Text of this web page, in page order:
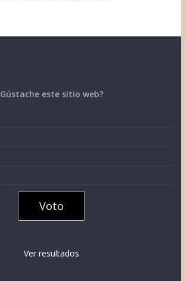
Gústache este sitio web?
Ver resultados